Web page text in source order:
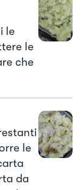
le
le
che
le
da